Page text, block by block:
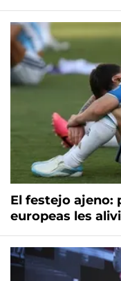
El festejo ajeno:
europeas les